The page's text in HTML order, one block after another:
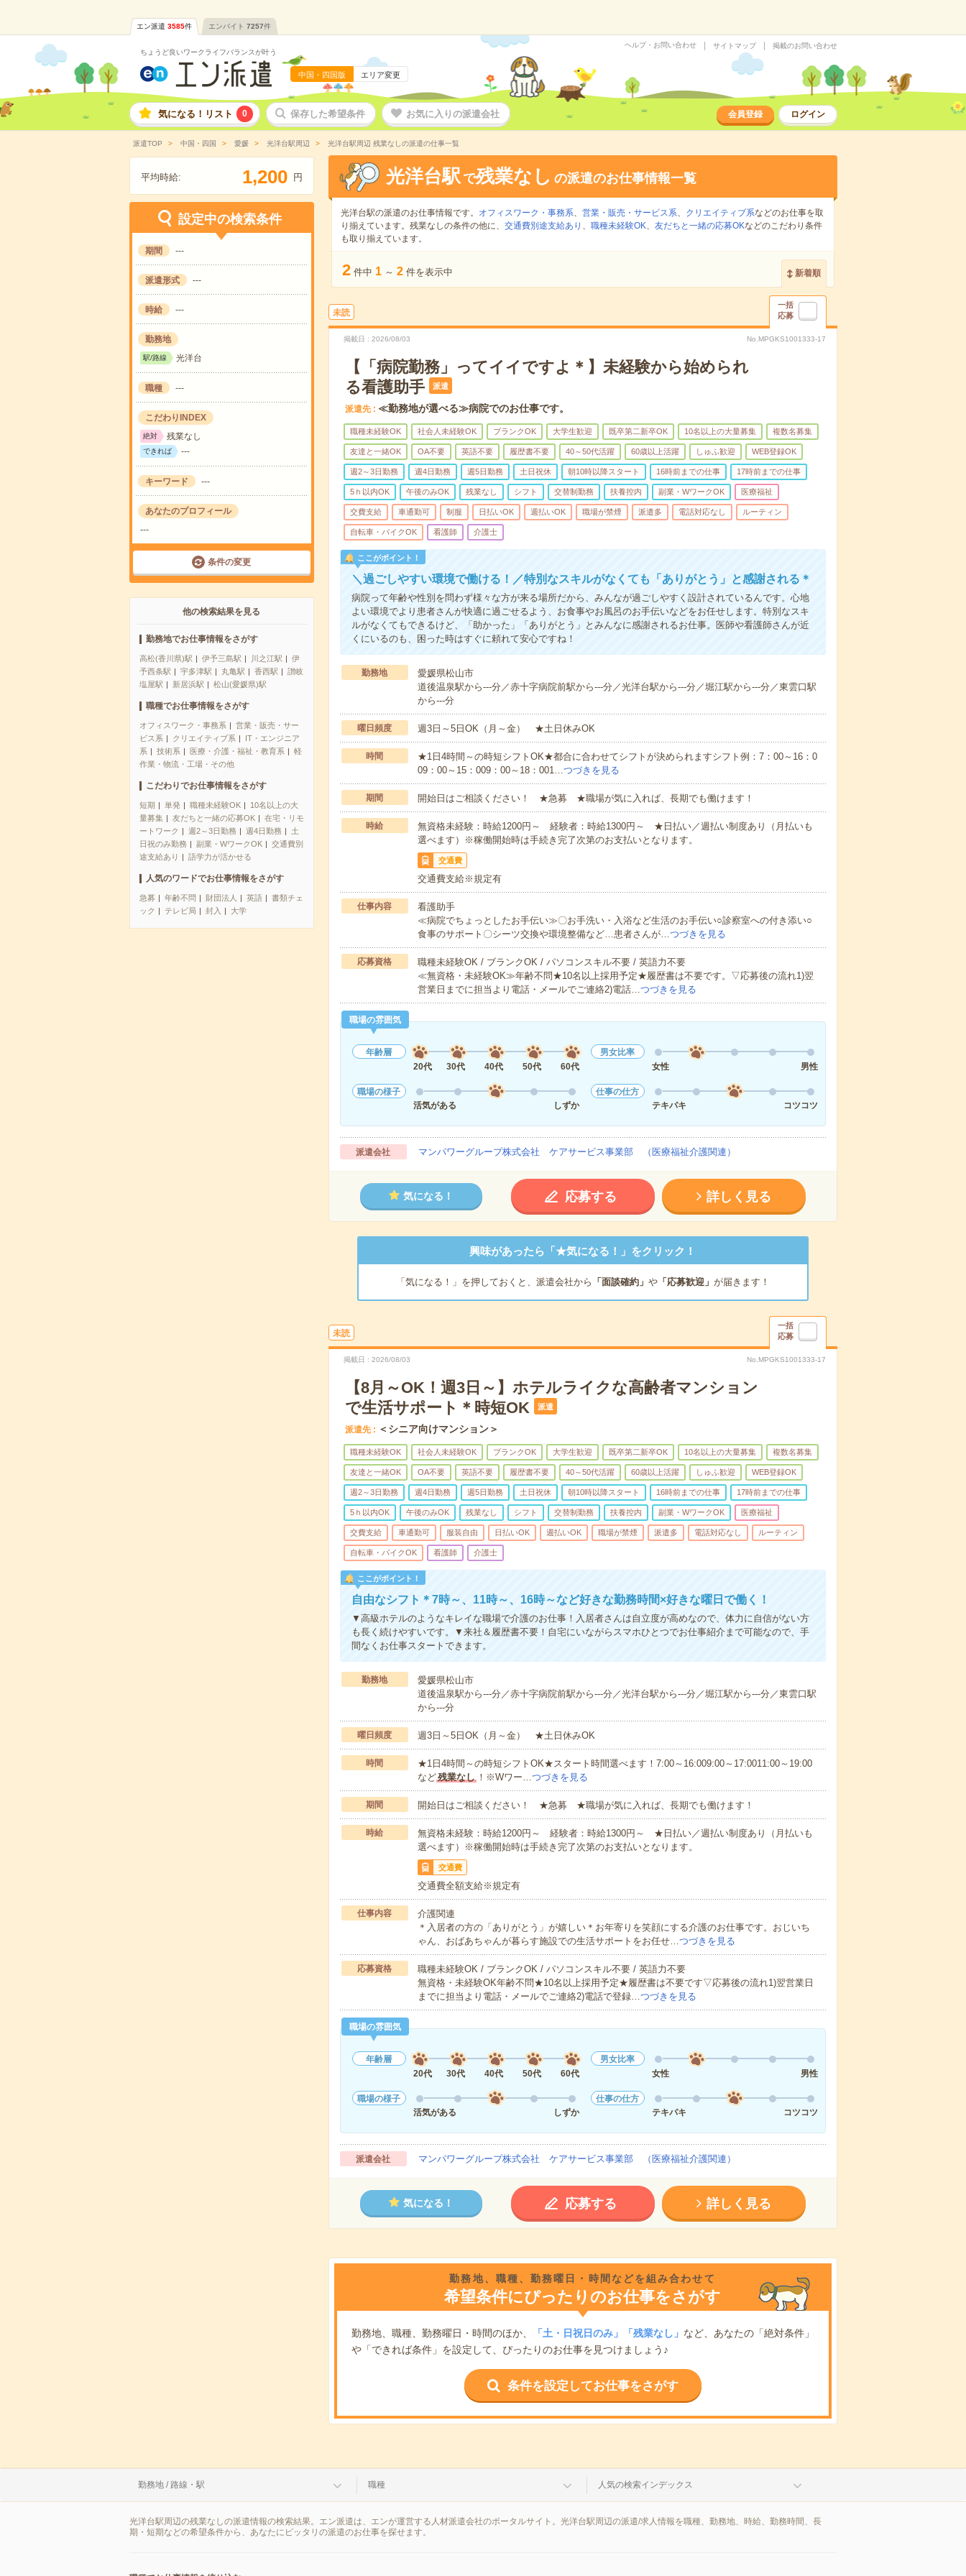
エン派遣 3585件 エンバイト 7257件
ちょうど良いワークライフバランスが叶う
中国・四国版 エリア変更
ヘルプ・お問い合わせ サイトマップ 掲載のお問い合わせ
気になる！リスト 0 保存した希望条件 お気に入りの派遣会社 会員登録 ログイン
派遣TOP 中国・四国 愛媛 光洋台駅周辺 光洋台駅周辺 残業なしの派遣の仕事一覧
平均時給: 1,200 円
設定中の検索条件
期間 ---
派遣形式 ---
時給 ---
勤務地
駅/路線 光洋台
職種 ---
こだわりINDEX
絶対 残業なし
できれば ---
キーワード ---
あなたのプロフィール
---
条件の変更
他の検索結果を見る
勤務地でお仕事情報をさがす
高松(香川県)駅 伊予三島駅 川之江駅
伊
予西条駅
宇多津駅 丸亀駅 香西駅
讃岐
塩屋駅
新居浜駅 松山(愛媛県)駅
職種でお仕事情報をさがす
オフィスワーク・事務系
営業・販売・サー
ビス系
クリエイティブ系
IT・エンジニア
系
技術系 医療・介護・福祉・教育系
軽
作業・物流・工場・その他
こだわりでお仕事情報をさがす
短期 単発 職種未経験OK
10名以上の大
量募集
友だちと一緒の応募OK
在宅・リモ
ートワーク
週2～3日勤務 週4日勤務
土
日祝のみ勤務
副業・WワークOK
交通費別
途支給あり
語学力が活かせる
人気のワードでお仕事情報をさがす
急募 年齢不問 財団法人 英語
書類チェ
ック
テレビ局 封入 大学
光洋台駅 で残業なし の派遣のお仕事情報一覧
光洋台駅の派遣のお仕事情報です。 オフィスワーク・事務系、 営業・販売・サービス系、 クリエイティブ系などのお仕事を取
り揃えています。残業なしの条件の他に、 交通費別途支給あり 、 職種未経験OK、 友だちと一緒の応募OKなどのこだわり条件
も取り揃えています。
2 件中 1 ～ 2 件を表示中 新着順
未読
一括
応募
掲載日 2026/08/03 No.MPGKS1001333-17
【「病院勤務」ってイイですよ＊】未経験から始められ
る看護助手
派遣
派遣先 ≪勤務地が選べる≫病院でのお仕事です。
職種未経験OK 社会人未経験OK ブランクOK 大学生歓迎 既卒第二新卒OK 10名以上の大量募集 複数名募集
友達と一緒OK OA不要 英語不要 履歴書不要 40～50代活躍 60歳以上活躍 しゅふ歓迎 WEB登録OK
週2～3日勤務 週4日勤務 週5日勤務 土日祝休 朝10時以降スタート 16時前までの仕事 17時前までの仕事
5ｈ以内OK 午後のみOK 残業なし シフト 交替制勤務 扶養控内 副業・WワークOK 医療福祉
交費支給 車通勤可 制服 日払いOK 週払いOK 職場が禁煙 派遣多 電話対応なし ルーティン
自転車・バイクOK 看護師 介護士
ここがポイント！
＼過ごしやすい環境で働ける！／特別なスキルがなくても「ありがとう」と感謝される＊
病院って年齢や性別を問わず様々な方が来る場所だから、みんなが過ごしやすく設計されているんです。心地
よい環境でより患者さんが快適に過ごせるよう、お食事やお風呂のお手伝いなどをお任せします。特別なスキ
ルがなくてもできるけど、「助かった」「ありがとう」とみんなに感謝されるお仕事。医師や看護師さんが近
くにいるのも、困った時はすぐに頼れて安心ですね！
勤務地
愛媛県松山市
道後温泉駅から---分／赤十字病院前駅から---分／光洋台駅から---分／堀江駅から---分／東雲口駅
から---分
曜日頻度 週3日～5日OK（月～金） ★土日休みOK
時間
★1日4時間～の時短シフトOK★都合に合わせてシフトが決められますシフト例：7：00～16：0
09：00～15：009：00～18：001…つづきを見る
期間 開始日はご相談ください！ ★急募 ★職場が気に入れば、長期でも働けます！
時給
無資格未経験：時給1200円～ 経験者：時給1300円～ ★日払い／週払い制度あり（月払いも
選べます）※稼働開始時は手続き完了次第のお支払いとなります。
交通費
交通費支給※規定有
仕事内容
看護助手
≪病院でちょっとしたお手伝い≫〇お手洗い・入浴など生活のお手伝い○診察室への付き添い○
食事のサポート〇シーツ交換や環境整備など…患者さんが…つづきを見る
応募資格
職種未経験OK / ブランクOK / パソコンスキル不要 / 英語力不要
≪無資格・未経験OK≫年齢不問★10名以上採用予定★履歴書は不要です。▽応募後の流れ1)翌
営業日までに担当より電話・メールでご連絡2)電話…つづきを見る
職場の雰囲気
年齢層
20代
30代 40代 50代 60代
男女比率
女性
男性
職場の様子
活気がある
しずか
仕事の仕方
テキパキ
コツコツ
派遣会社 マンパワーグループ株式会社 ケアサービス事業部 （医療福祉介護関連）
気になる！ 応募する 詳しく見る
興味があったら「★気になる！」をクリック！
「気になる！」を押しておくと、派遣会社から 「面談確約」 や「応募歓迎」 が届きます！
未読
一括
応募
掲載日 2026/08/03 No.MPGKS1001333-17
【8月～OK！週3日～】ホテルライクな高齢者マンション
で生活サポート＊時短OK
派遣
派遣先 ＜シニア向けマンション＞
職種未経験OK 社会人未経験OK ブランクOK 大学生歓迎 既卒第二新卒OK 10名以上の大量募集 複数名募集
友達と一緒OK OA不要 英語不要 履歴書不要 40～50代活躍 60歳以上活躍 しゅふ歓迎 WEB登録OK
週2～3日勤務 週4日勤務 週5日勤務 土日祝休 朝10時以降スタート 16時前までの仕事 17時前までの仕事
5ｈ以内OK 午後のみOK 残業なし シフト 交替制勤務 扶養控内 副業・WワークOK 医療福祉
交費支給 車通勤可 服装自由 日払いOK 週払いOK 職場が禁煙 派遣多 電話対応なし ルーティン
自転車・バイクOK 看護師 介護士
ここがポイント！
自由なシフト＊7時～、11時～、16時～など好きな勤務時間×好きな曜日で働く！
▼高級ホテルのようなキレイな職場で介護のお仕事！入居者さんは自立度が高めなので、体力に自信がない方
も長く続けやすいです。▼来社＆履歴書不要！自宅にいながらスマホひとつでお仕事紹介まで可能なので、手
間なくお仕事スタートできます。
勤務地
愛媛県松山市
道後温泉駅から---分／赤十字病院前駅から---分／光洋台駅から---分／堀江駅から---分／東雲口駅
から---分
曜日頻度 週3日～5日OK（月～金） ★土日休みOK
時間
★1日4時間～の時短シフトOK★スタート時間選べます！7:00～16:009:00～17:0011:00～19:00
など残業なし！※Wワー…つづきを見る
期間 開始日はご相談ください！ ★急募 ★職場が気に入れば、長期でも働けます！
時給
無資格未経験：時給1200円～ 経験者：時給1300円～ ★日払い／週払い制度あり（月払いも
選べます）※稼働開始時は手続き完了次第のお支払いとなります。
交通費
交通費全額支給※規定有
仕事内容
介護関連
＊入居者の方の「ありがとう」が嬉しい＊お年寄りを笑顔にする介護のお仕事です。おじいち
ゃん、おばあちゃんが暮らす施設での生活サポートをお任せ…つづきを見る
応募資格
職種未経験OK / ブランクOK / パソコンスキル不要 / 英語力不要
無資格・未経験OK年齢不問★10名以上採用予定★履歴書は不要です▽応募後の流れ1)翌営業日
までに担当より電話・メールでご連絡2)電話で登録…つづきを見る
職場の雰囲気
年齢層
20代
30代 40代 50代 60代
男女比率
女性
男性
職場の様子
活気がある
しずか
仕事の仕方
テキパキ
コツコツ
派遣会社 マンパワーグループ株式会社 ケアサービス事業部 （医療福祉介護関連）
気になる！ 応募する 詳しく見る
勤務地、職種、勤務曜日・時間などを組み合わせて
希望条件にぴったりのお仕事をさがす
勤務地、職種、勤務曜日・時間のほか、 「土・日祝日のみ」「残業なし」 など、あなたの「絶対条件」
や「できれば条件」を設定して、ぴったりのお仕事を見つけましょう♪
条件を設定してお仕事をさがす
勤務地 / 路線・駅 職種 人気の検索インデックス
光洋台駅周辺の残業なしの派遣情報の検索結果。エン派遣は、エンが運営する人材派遣会社のポータルサイト。光洋台駅周辺の派遣/求人情報を職種、勤務地、時給、勤務時間、長
期・短期などの希望条件から、あなたにピッタリの派遣のお仕事を探せます。